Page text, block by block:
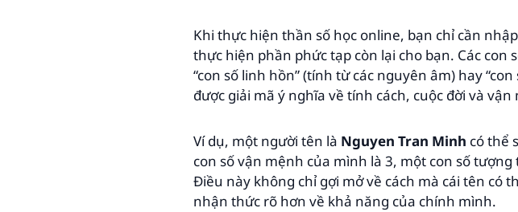
Khi thực hiện thần số học online, bạn chỉ cần
thực hiện phần phức tạp còn lại cho bạn. Các
“con số linh hồn” (tính từ các nguyên âm) hay
được giải mã ý nghĩa về tính cách, cuộc đời và
Ví dụ, một người tên là Nguyen Tran Minh có thể
con số vận mệnh của mình là 3, một con số
Điều này không chỉ gợi mở về cách mà cái tên có
nhận thức rõ hơn về khả năng của chính mình.